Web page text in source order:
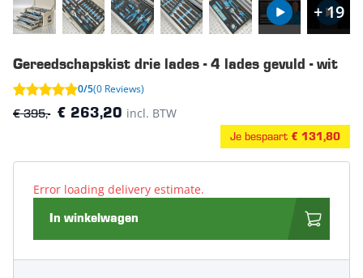
+ 19
Gereedschapskist drie lades - 4 lades gevuld - wit
0/5(0 Reviews)
€ 395,- € 263,20 incl. BTW
Je bespaart € 131,80
Error loading delivery estimate.
In winkelwagen